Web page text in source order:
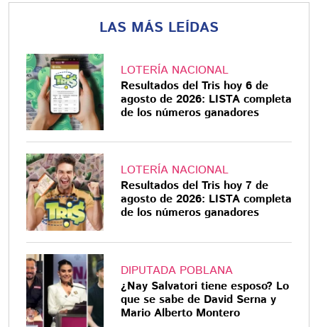
LAS MÁS LEÍDAS
LOTERÍA NACIONAL
Resultados del Tris hoy 6 de
agosto de 2026: LISTA completa
de los números ganadores
LOTERÍA NACIONAL
Resultados del Tris hoy 7 de
agosto de 2026: LISTA completa
de los números ganadores
DIPUTADA POBLANA
¿Nay Salvatori tiene esposo? Lo
que se sabe de David Serna y
Mario Alberto Montero